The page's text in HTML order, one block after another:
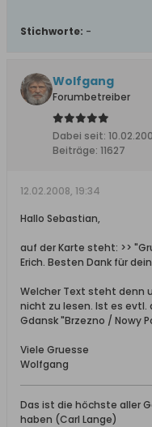
Stichworte: -
Wolfgang
Forumbetreiber
Dabei seit:
Beiträge: 11627
12.02.2008, 19:34
Hallo Sebastian,
auf der Karte steht: >>
Erich. Besten Dank für
Welcher Text steht denn
nicht zu lesen. Ist es evtl.
Gdansk "Brzezno / Nowy
Viele Gruesse
Wolfgang
Das ist die höchste aller
haben (Carl Lange)